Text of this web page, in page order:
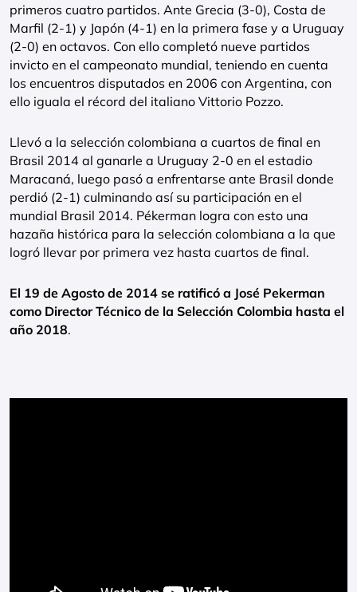
primeros cuatro partidos. Ante Grecia (3-0), Costa de
Marfil (2-1) y Japón (4-1) en la primera fase y a Uruguay
(2-0) en octavos. Con ello completó nueve partidos
invicto en el campeonato mundial, teniendo en cuenta
los encuentros disputados en 2006 con Argentina, con
ello iguala el récord del italiano Vittorio Pozzo.
Llevó a la selección colombiana a cuartos de final en
Brasil 2014 al ganarle a Uruguay 2-0 en el estadio
Maracaná, luego pasó a enfrentarse ante Brasil donde
perdió (2-1) culminando así su participación en el
mundial Brasil 2014. Pékerman logra con esto una
hazaña histórica para la selección colombiana a la que
logró llevar por primera vez hasta cuartos de final.
El 19 de Agosto de 2014 se ratificó a José Pekerman
como Director Técnico de la Selección Colombia hasta el
año 2018.